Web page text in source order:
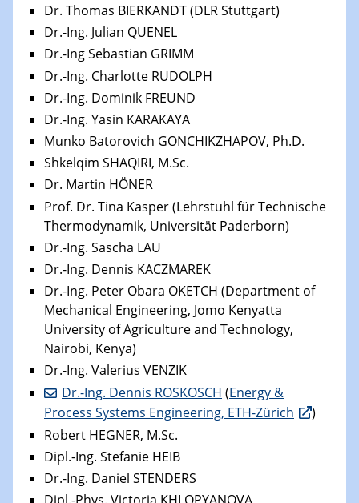
Dr. Thomas BIERKANDT (DLR Stuttgart)
Dr.-Ing. Julian QUENEL
Dr.-Ing Sebastian GRIMM
Dr.-Ing. Charlotte RUDOLPH
Dr.-Ing. Dominik FREUND
Dr.-Ing. Yasin KARAKAYA
Munko Batorovich GONCHIKZHAPOV, Ph.D.
Shkelqim SHAQIRI, M.Sc.
Dr. Martin HÖNER
Prof. Dr. Tina Kasper (Lehrstuhl für Technische
Thermodynamik, Universität Paderborn)
Dr.-Ing. Sascha LAU
Dr.-Ing. Dennis KACZMAREK
Dr.-Ing. Peter Obara OKETCH (Department of
Mechanical Engineering, Jomo Kenyatta
University of Agriculture and Technology,
Nairobi, Kenya)
Dr.-Ing. Valerius VENZIK
Dr.-Ing. Dennis ROSKOSCH (Energy &
Process Systems Engineering, ETH-Zürich
)
Robert HEGNER, M.Sc.
Dipl.-Ing. Stefanie HEIB
Dr.-Ing. Daniel STENDERS